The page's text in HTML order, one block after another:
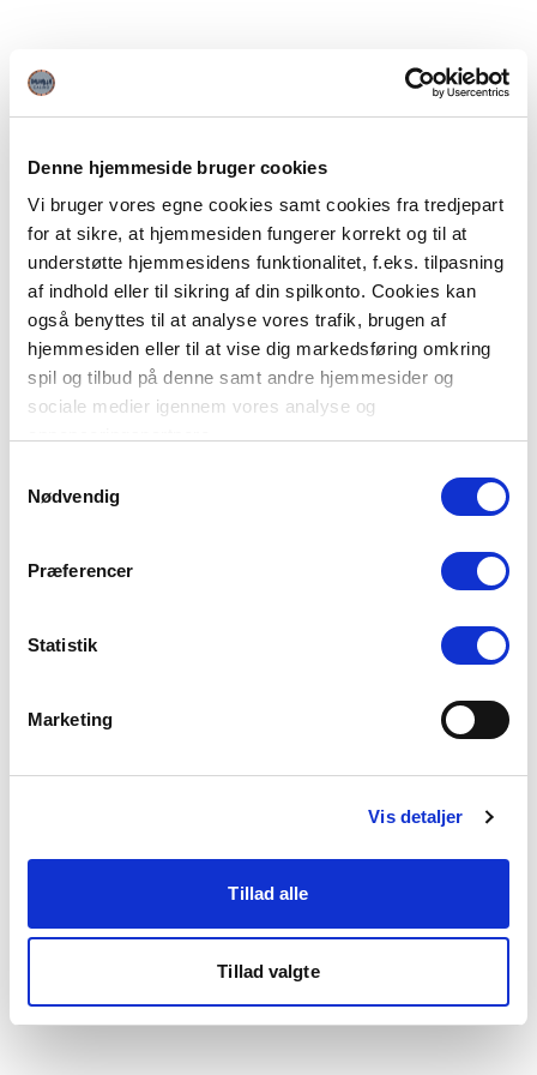
Denne hjemmeside bruger cookies
Vi bruger vores egne cookies samt cookies fra tredjepart
for at sikre, at hjemmesiden fungerer korrekt og til at
understøtte hjemmesidens funktionalitet, f.eks. tilpasning
af indhold eller til sikring af din spilkonto. Cookies kan
også benyttes til at analyse vores trafik, brugen af
hjemmesiden eller til at vise dig markedsføring omkring
spil og tilbud på denne samt andre hjemmesider og
sociale medier igennem vores analyse og
Du kan læse mere om vores brug af cookies under
"Detaljer" eller ved at klikke videre til vores Cookiepolitik,
Nødvendig
Præferencer
Statistik
Marketing
Vis detaljer
Tillad alle
Tillad valgte